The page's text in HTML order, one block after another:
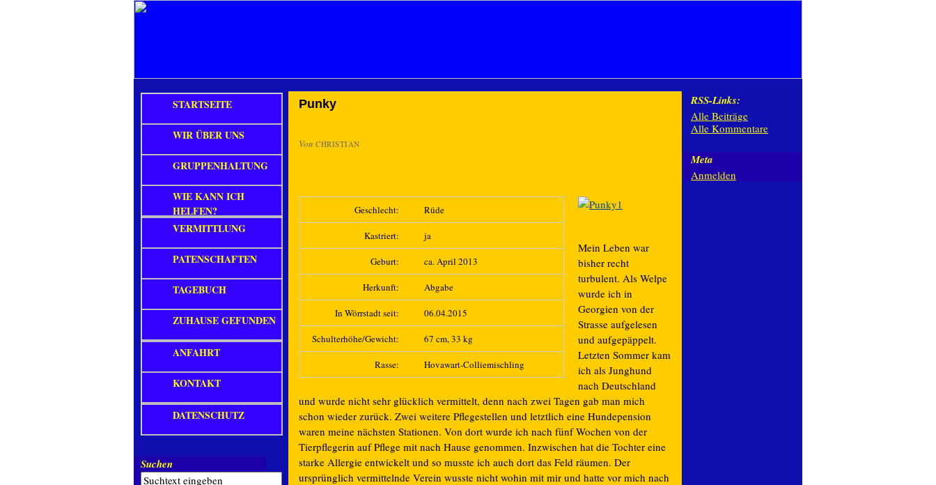
Punky
Von CHRISTIAN
Geschlecht: Rüde
Kastriert: ja
Geburt: ca. April 2013
Herkunft: Abgabe
In Wörrstadt seit: 06.04.2015
Schulterhöhe/Gewicht: 67 cm, 33 kg
Rasse: Hovawart-Colliemischling
Mein Leben war
bisher recht
turbulent. Als Welpe
wurde ich in
Georgien von der
Strasse aufgelesen
und aufgepäppelt.
Letzten Sommer kam
ich als Junghund
nach Deutschland
und wurde nicht sehr glücklich vermittelt, denn nach zwei Tagen gab man mich
schon wieder zurück. Zwei weitere Pflegestellen und letztlich eine Hundepension
waren meine nächsten Stationen. Von dort wurde ich nach fünf Wochen von der
Tierpflegerin auf Pflege mit nach Hause genommen. Inzwischen hat die Tochter eine
starke Allergie entwickelt und so musste ich auch dort das Feld räumen. Der
ursprünglich vermittelnde Verein wusste nicht wohin mit mir und hatte vor mich nach
STARTSEITE
WIR ÜBER UNS
GRUPPENHALTUNG
WIE KANN ICH
HELFEN?
VERMITTLUNG
PATENSCHAFTEN
TAGEBUCH
ZUHAUSE GEFUNDEN
ANFAHRT
KONTAKT
DATENSCHUTZ
Suchen
RSS-Links:
Alle Beiträge
Alle Kommentare
Meta
Anmelden